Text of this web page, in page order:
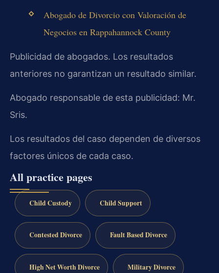
Abogado de Divorcio con Valoración de
Negocios en Rappahannock County
Publicidad de abogados. Los resultados
anteriores no garantizan un resultado similar.
Abogado responsable de esta publicidad: Mr.
Sris.
Los resultados del caso dependen de diversos
factores únicos de cada caso.
All practice pages
Child Custody Child Support
Contested Divorce Fault Based Divorce
High Net Worth Divorce Military Divorce